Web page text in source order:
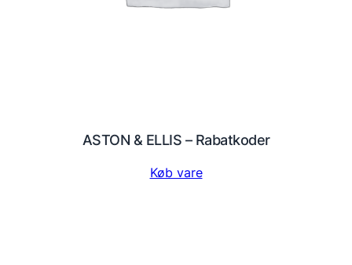
ASTON & ELLIS – Rabatkoder
Køb vare